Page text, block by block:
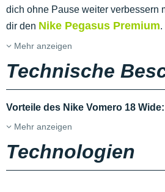
dich ohne Pause weiter verbessern
dir den Nike Pegasus Premium.
Mehr anzeigen
Technische
Vorteile des Nike Vomero 18 Wide:
Mehr anzeigen
Technologien